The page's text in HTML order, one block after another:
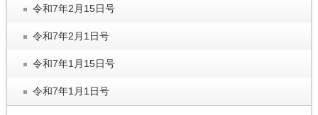
令和7年2月15日号
令和7年2月1日号
令和7年1月15日号
令和7年1月1日号